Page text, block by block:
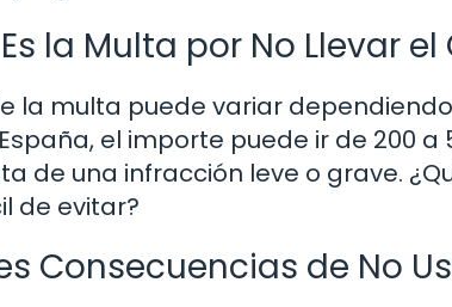
la Multa por No Llevar
la multa puede variar
el importe puede ir de 200
de una infracción leve o grave.
de evitar?
Consecuencias de No